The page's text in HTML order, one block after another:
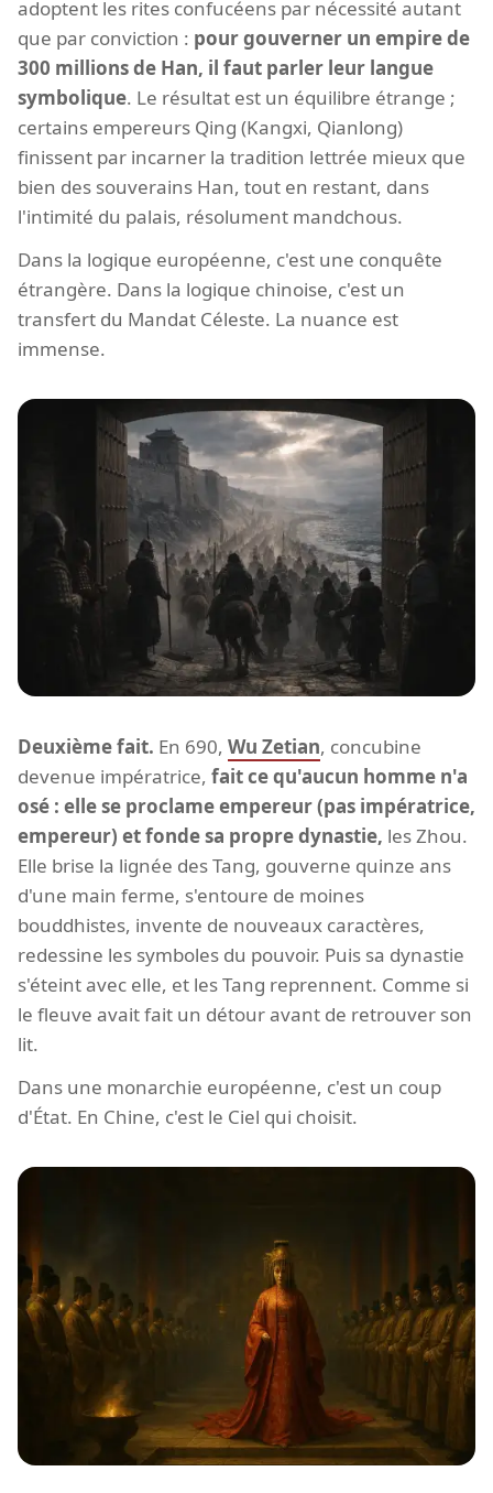
adoptent les rites confucéens par nécessité autant
que par conviction : pour gouverner un empire de
300 millions de Han, il faut parler leur langue
symbolique. Le résultat est un équilibre étrange ;
certains empereurs Qing (Kangxi, Qianlong)
finissent par incarner la tradition lettrée mieux que
bien des souverains Han, tout en restant, dans
l'intimité du palais, résolument mandchous.
Dans la logique européenne, c'est une conquête
étrangère. Dans la logique chinoise, c'est un
transfert du Mandat Céleste. La nuance est
immense.
Deuxième fait. En 690, Wu Zetian, concubine
devenue impératrice, fait ce qu'aucun homme n'a
osé : elle se proclame empereur (pas impératrice,
empereur) et fonde sa propre dynastie, les Zhou.
Elle brise la lignée des Tang, gouverne quinze ans
d'une main ferme, s'entoure de moines
bouddhistes, invente de nouveaux caractères,
redessine les symboles du pouvoir. Puis sa dynastie
s'éteint avec elle, et les Tang reprennent. Comme si
le fleuve avait fait un détour avant de retrouver son
lit.
Dans une monarchie européenne, c'est un coup
d'État. En Chine, c'est le Ciel qui choisit.